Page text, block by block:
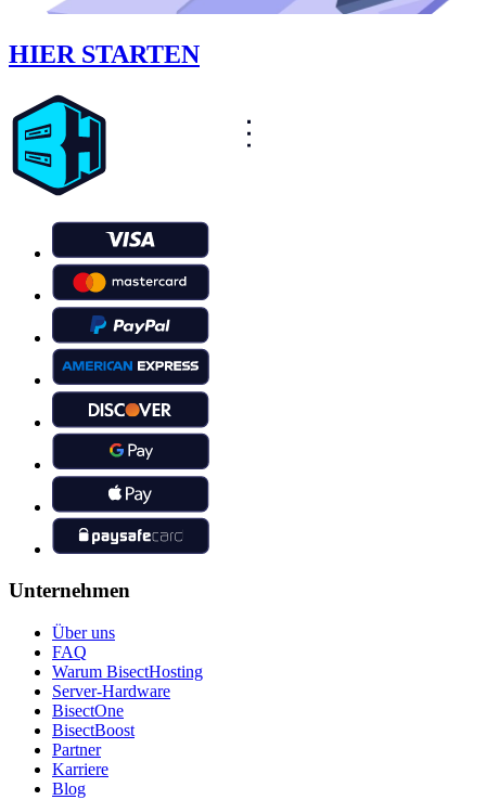
HIER STARTEN
Unternehmen
Über uns
FAQ
Warum BisectHosting
Server-Hardware
BisectOne
BisectBoost
Partner
Karriere
Blog